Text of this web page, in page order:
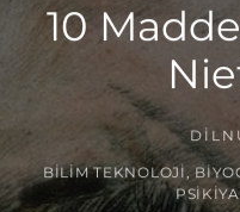
10
BILIM TEKNOLOJI ,